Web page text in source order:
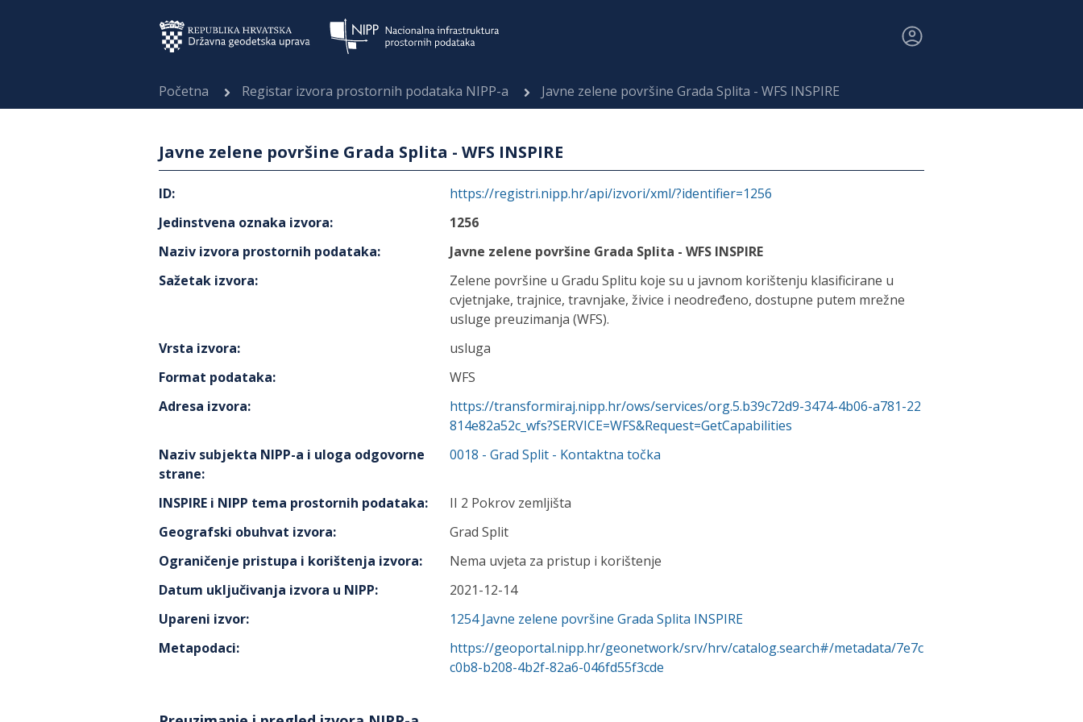
Početna Registar izvora prostornih podataka NIPP-a Javne zelene površine Grada Splita - WFS INSPIRE
Javne zelene površine Grada Splita - WFS INSPIRE
ID:
https://registri.nipp.hr/api/izvori/xml/?identifier=1256
Jedinstvena oznaka izvora:
1256
Naziv izvora prostornih podataka:
Javne zelene površine Grada Splita - WFS INSPIRE
Sažetak izvora:
Zelene površine u Gradu Splitu koje su u javnom korištenju klasificirane u
cvjetnjake, trajnice, travnjake, živice i neodređeno, dostupne putem mrežne
usluge preuzimanja (WFS).
Vrsta izvora:
usluga
Format podataka:
WFS
Adresa izvora:
https://transformiraj.nipp.hr/ows/services/org.5.b39c72d9-3474-4b06-a781-22
814e82a52c_wfs?SERVICE=WFS&Request=GetCapabilities
Naziv subjekta NIPP-a i uloga odgovorne
strane:
0018 - Grad Split - Kontaktna točka
INSPIRE i NIPP tema prostornih podataka:
II 2 Pokrov zemljišta
Geografski obuhvat izvora:
Grad Split
Ograničenje pristupa i korištenja izvora:
Nema uvjeta za pristup i korištenje
Datum uključivanja izvora u NIPP:
2021-12-14
Upareni izvor: 1254 Javne zelene površine Grada Splita INSPIRE
Metapodaci:
https://geoportal.nipp.hr/geonetwork/srv/hrv/catalog.search#/metadata/7e7c
c0b8-b208-4b2f-82a6-046fd55f3cde